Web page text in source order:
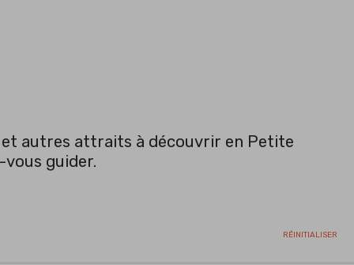
autres attraits à découvrir en Petite
guider.
RÉINITIALISER